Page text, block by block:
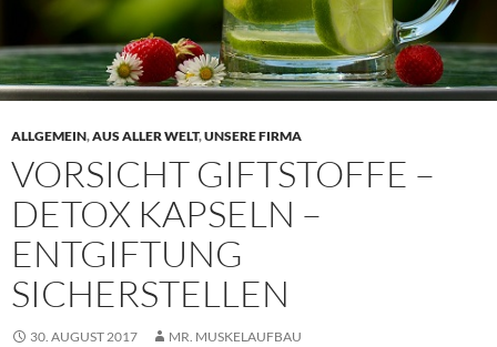
ALLGEMEIN,AUS ALLER WELT,UNSERE FIRMA
VORSICHT GIFTSTOFFE –
DETOX KAPSELN –
ENTGIFTUNG
SICHERSTELLEN
30. AUGUST 2017 MR. MUSKELAUFBAU